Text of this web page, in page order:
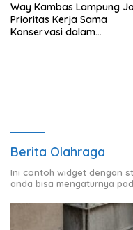
Way Kambas Lampung
Prioritas Kerja Sama
Konservasi dalam
Berita Olahraga
Ini contoh widget dengan
anda bisa mengaturnya